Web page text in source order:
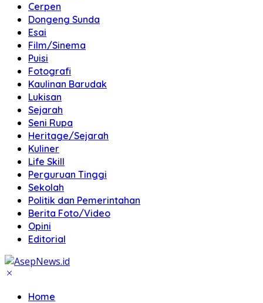
Cerpen
Dongeng Sunda
Esai
Film/Sinema
Puisi
Fotografi
Kaulinan Barudak
Lukisan
Sejarah
Seni Rupa
Heritage/Sejarah
Kuliner
Life Skill
Perguruan Tinggi
Sekolah
Politik dan Pemerintahan
Berita Foto/Video
Opini
Editorial
Home